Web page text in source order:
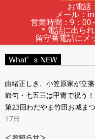
レ
ン
タ
ル
お電話
メール：
営業時間：9：00
＊電話に出ら
留守番電話にメ
Navigation
What’s NEW
由緒正しき、小笠原家が立藩
節句・七五三は甲冑で祝う！
第23回わだやま竹田お城ま
17日